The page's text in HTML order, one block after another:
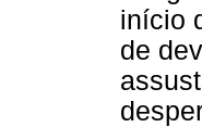
início
de